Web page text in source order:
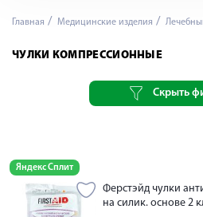
Главная Медицинские изделия
ЧУЛКИ КОМПРЕССИОННЫЕ
Скрыть
Яндекс Сплит
Ферстэйд чулки
на силик. основе 2